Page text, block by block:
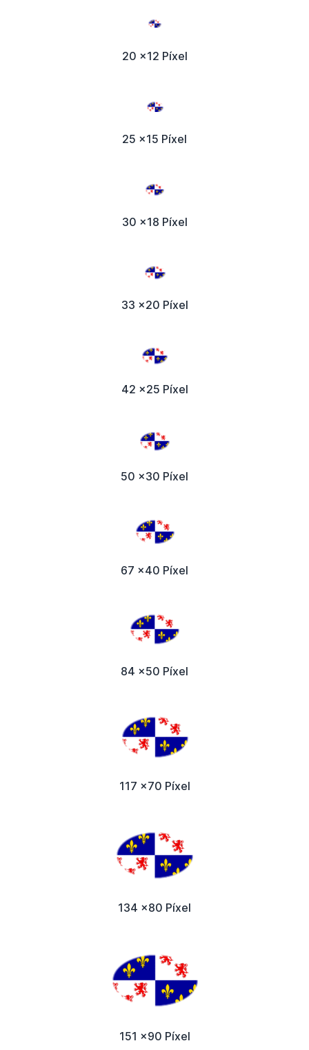
20 x12 Píxel
25 x15 Píxel
30 x18 Píxel
33 x20 Píxel
42 x25 Píxel
50 x30 Píxel
67 x40 Píxel
84 x50 Píxel
117 x70 Píxel
134 x80 Píxel
151 x90 Píxel